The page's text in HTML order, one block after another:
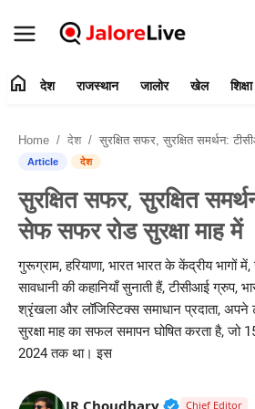
संपर्क करें
देश
जालोर
खेल
शिक्षा
home देश राजस्थान जालोर खेल शिक्षा
Home देश सुरक्षित सफर, सुरक्षित समर्थन: टीसीआई का सेफ सफर
Article देश
सुरक्षित सफर, सुरक्षित
सेफ सफर रोड सुरक्षा माह में
गुरूग्राम, हरियाणा, भारत भारत के केंद्रीय
सावधानी की कहानियाँ सुनाती हैं, टीसीआई ग्रुप,
श्रृंखला और लॉजिस्टिक्स समाधान प्रदाता,
सुरक्षा माह का सफल समापन घोषित करता है, जो
2024 तक था। इस
JR Choudhary Verified
Chief Editor